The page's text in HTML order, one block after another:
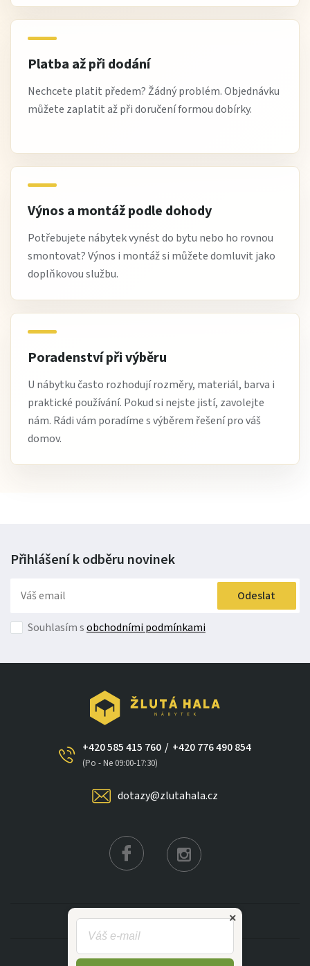
Platba až při dodání
Nechcete platit předem? Žádný problém. Objednávku
můžete zaplatit až při doručení formou dobírky.
Výnos a montáž podle dohody
Potřebujete nábytek vynést do bytu nebo ho rovnou
smontovat? Výnos i montáž si můžete domluvit jako
doplňkovou službu.
Poradenství při výběru
U nábytku často rozhodují rozměry, materiál, barva i
praktické používání. Pokud si nejste jistí, zavolejte
nám. Rádi vám poradíme s výběrem řešení pro váš
domov.
Přihlášení k odběru novinek
Odeslat
Souhlasím sobchodními podmínkami
+420 585 415 760
(Po - Ne 09:00-17:30)
/ +420 776 490 854
dotazy@zlutahala.cz
KATEGORIE
INFORMACE
×